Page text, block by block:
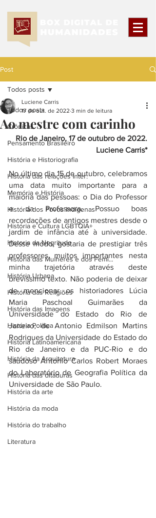
Post
Todos posts
Crônicas
Pensamento Brasileiro
História e Historiografia
História das relações Inter.
Memória e História
História dos Povos Indígenas
História e Cultura LGBTQIA+
Historia da Negritude
História das Mulheres e dos Femi...
História Urbana
História das Religiões
História das Imagens
História Política
História Latinoamericana
História da Arquitetura
História das ditaduras
História da arte
História da moda
História do trabalho
Literatura
Todos posts
Ao mestre com carinho
Luciene Carris
17 de out. de 2022 3 min de leitura
Rio de Janeiro, 17 de outubro de 2022.
Luciene Carris*
No último dia 15 de outubro, celebramos
uma data muito importante para a
maioria das pessoas: o Dia do Professor
e da Professora. Possuo boas
recordações de antigos mestres desde o
jardim de infância até à universidade.
Desse modo, gostaria de prestigiar três
professores muitos importantes nesta
minha trajetória através deste
brevíssimo texto. Não poderia de deixar
de mencionar os historiadores Lúcia
Maria Paschoal Guimarães da
Universidade do Estado do Rio de
Janeiro, de Antonio Edmilson Martins
Rodrigues da Universidade do Estado do
Rio de Janeiro e da PUC-Rio e do
saudoso Antonio Carlos Robert Moraes
do Laboratório de Geografia Política da
Universidade de São Paulo.